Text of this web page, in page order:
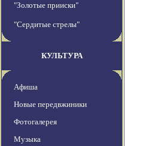
"Золотые прииски"
"Сердитые стрелы"
КУЛЬТУРА
Афиша
Новые передвжиники
Фотогалерея
Музыка